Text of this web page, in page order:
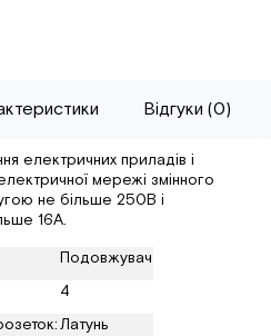
Відгуки (0)
електричних приладів і
мережі змінного
не більше 250В і
16А.
Подовжувач
4
Латунь